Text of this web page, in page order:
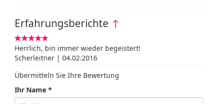
Erfahrungsberichte ↑
Herrlich, bin immer wieder begeistert!
Scherleitner | 04.02.2016
Übermitteln Sie Ihre Bewertung
Ihr Name *